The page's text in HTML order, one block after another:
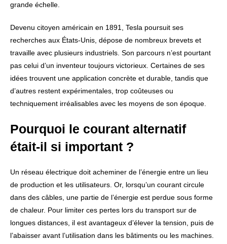
grande échelle.
Devenu citoyen américain en 1891, Tesla poursuit ses
recherches aux États-Unis, dépose de nombreux brevets et
travaille avec plusieurs industriels. Son parcours n’est pourtant
pas celui d’un inventeur toujours victorieux. Certaines de ses
idées trouvent une application concrète et durable, tandis que
d’autres restent expérimentales, trop coûteuses ou
techniquement irréalisables avec les moyens de son époque.
Pourquoi le courant alternatif
était-il si important ?
Un réseau électrique doit acheminer de l’énergie entre un lieu
de production et les utilisateurs. Or, lorsqu’un courant circule
dans des câbles, une partie de l’énergie est perdue sous forme
de chaleur. Pour limiter ces pertes lors du transport sur de
longues distances, il est avantageux d’élever la tension, puis de
l’abaisser avant l’utilisation dans les bâtiments ou les machines.